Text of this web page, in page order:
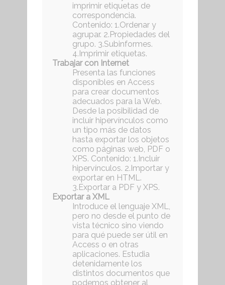
imprimir etiquetas de
correspondencia.
Contenido: 1.Ordenar y
agrupar. 2.Propiedades del
grupo. 3.Subinformes.
4.Imprimir etiquetas.
Trabajar con Internet
Presenta las funciones
disponibles en Access
para crear documentos
adecuados para la Web.
Desde la posibilidad de
incluir hipervínculos como
un tipo más de datos
hasta exportar los objetos
como páginas web, PDF o
XPS. Contenido: 1.Incluir
hipervínculos. 2.Importar y
exportar en HTML.
3.Exportar a PDF y XPS.
Exportar a XML
Introduce el lenguaje XML,
pero no desde el punto de
vista técnico sino viendo
para qué puede ser útil en
Access o en otras
aplicaciones. Estudia
detenidamente los
distintos documentos que
podemos obtener al